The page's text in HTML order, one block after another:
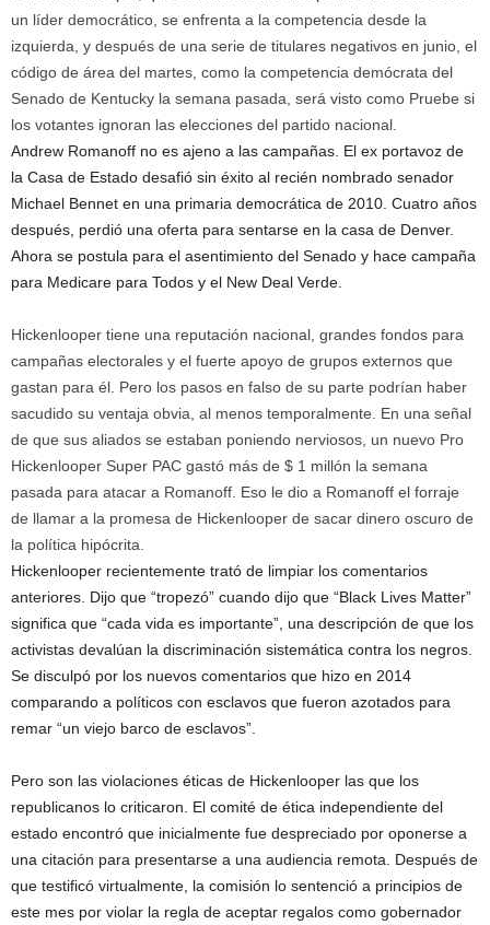
un líder democrático, se enfrenta a la competencia desde la
izquierda, y después de una serie de titulares negativos en junio, el
código de área del martes, como la competencia demócrata del
Senado de Kentucky la semana pasada, será visto como Pruebe si
los votantes ignoran las elecciones del partido nacional.
Andrew Romanoff no es ajeno a las campañas. El ex portavoz de
la Casa de Estado desafió sin éxito al recién nombrado senador
Michael Bennet en una primaria democrática de 2010. Cuatro años
después, perdió una oferta para sentarse en la casa de Denver.
Ahora se postula para el asentimiento del Senado y hace campaña
para Medicare para Todos y el New Deal Verde.
Hickenlooper tiene una reputación nacional, grandes fondos para
campañas electorales y el fuerte apoyo de grupos externos que
gastan para él. Pero los pasos en falso de su parte podrían haber
sacudido su ventaja obvia, al menos temporalmente. En una señal
de que sus aliados se estaban poniendo nerviosos, un nuevo Pro
Hickenlooper Super PAC gastó más de $ 1 millón la semana
pasada para atacar a Romanoff. Eso le dio a Romanoff el forraje
de llamar a la promesa de Hickenlooper de sacar dinero oscuro de
la política hipócrita.
Hickenlooper recientemente trató de limpiar los comentarios
anteriores. Dijo que “tropezó” cuando dijo que “Black Lives Matter”
significa que “cada vida es importante”, una descripción de que los
activistas devalúan la discriminación sistemática contra los negros.
Se disculpó por los nuevos comentarios que hizo en 2014
comparando a políticos con esclavos que fueron azotados para
remar “un viejo barco de esclavos”.
Pero son las violaciones éticas de Hickenlooper las que los
republicanos lo criticaron. El comité de ética independiente del
estado encontró que inicialmente fue despreciado por oponerse a
una citación para presentarse a una audiencia remota. Después de
que testificó virtualmente, la comisión lo sentenció a principios de
este mes por violar la regla de aceptar regalos como gobernador